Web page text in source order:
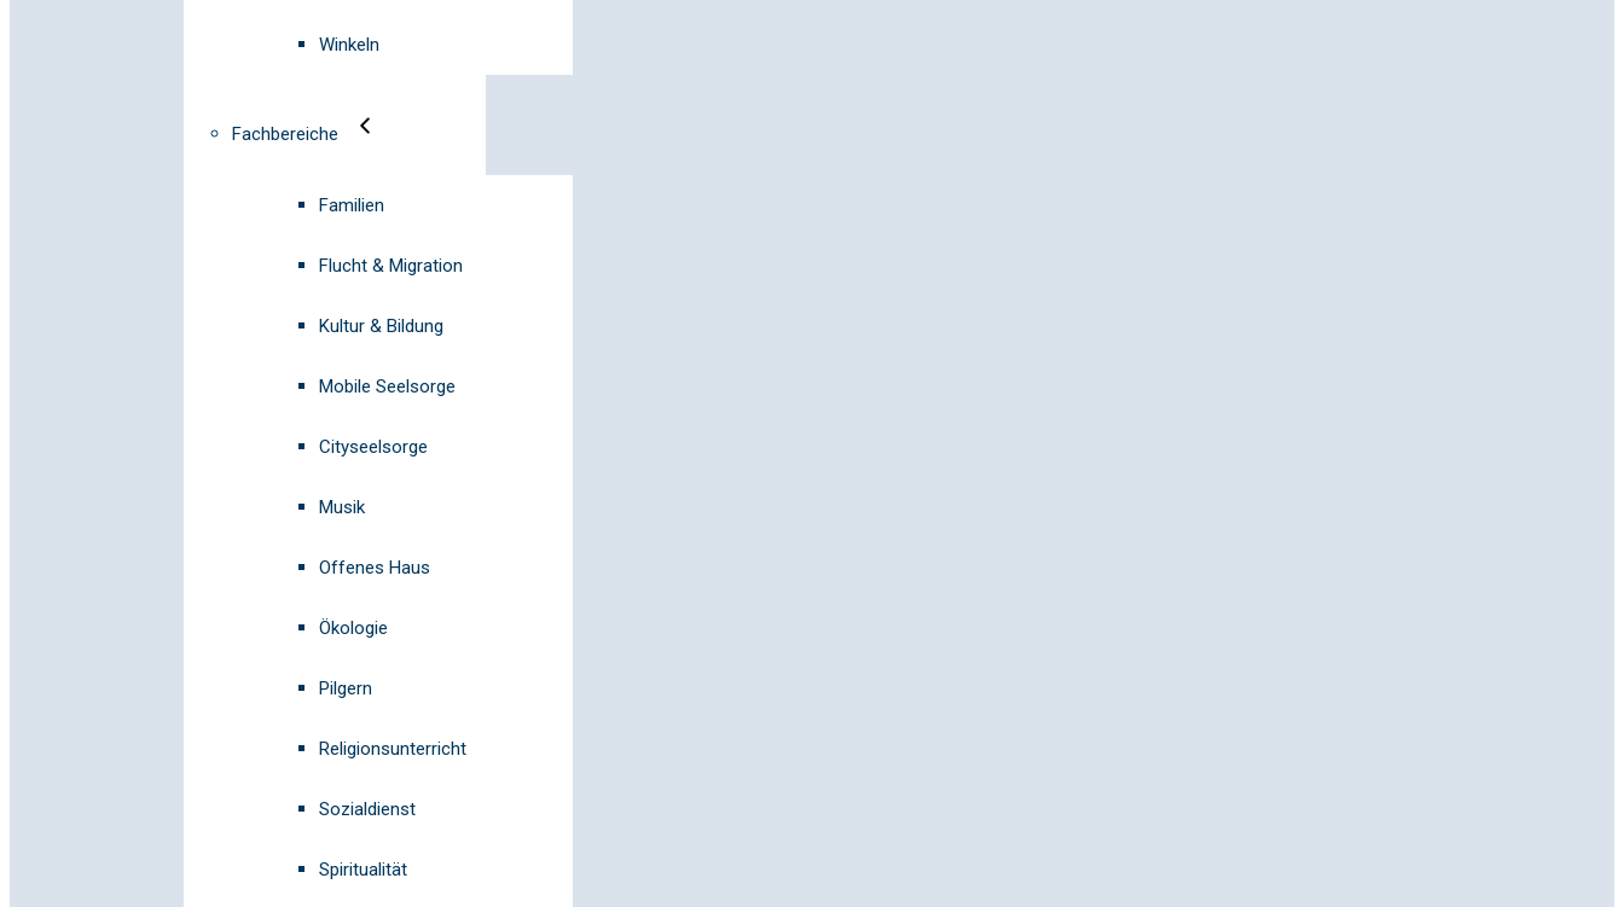
Winkeln
Fachbereiche
Familien
Flucht & Migration
Kultur & Bildung
Mobile Seelsorge
Cityseelsorge
Musik
Offenes Haus
Ökologie
Pilgern
Religionsunterricht
Sozialdienst
Spiritualität